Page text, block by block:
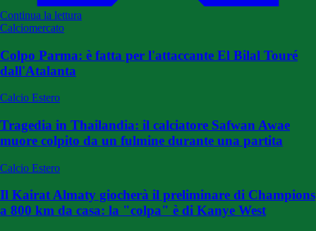
Continua la lettura
Calciomercato
Colpo Parma: è fatta per l'attaccante El Bilal Touré
dall'Atalanta
Calcio Estero
Tragedia in Thailandia: il calciatore Safwan Awae
muore colpito da un fulmine durante una partita
Calcio Estero
Il Kairat Almaty giocherà il preliminare di Champions
a 800 km da casa: la "colpa" è di Kanye West